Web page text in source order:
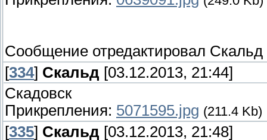
Сообщение отредактировал Скальд
[334] Скальд [03.12.2013, 21:44]
Скадовск
Прикрепления: 5071595.jpg (211.4 Kb)
[335] Скальд [03.12.2013, 21:48]